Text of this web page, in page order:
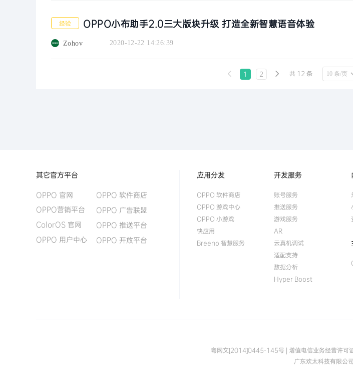
经验 OPPO小布助手2.0三大版块升级 打造全新智慧语音体验
Zohov 2020-12-22 14:26:39
 1 2  共 12 条
其它官方平台
OPPO 官网
OPPO营销平台
ColorOS 官网
OPPO 用户中心
OPPO 软件商店
OPPO 广告联盟
OPPO 推送平台
OPPO 开放平台
应用分发
OPPO 软件商店
OPPO 游戏中心
OPPO 小游戏
快应用
Breeno 智慧服务
开发服务
账号服务
推送服务
游戏服务
AR
云真机调试
适配支持
数据分析
Hyper Boost
粤网文[2014]0445-145号 | 增值电信业务经营许
广东欢太科技有限公